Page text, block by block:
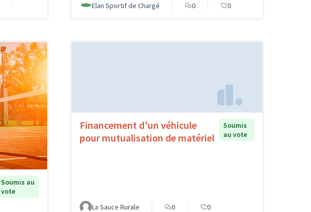
Elan Sportif de Chargé 0 0
Soumis au
vote
Financement d'un véhicule
pour mutualisation de matériel
Soumis
au vote
La Sauce Rurale 0 0